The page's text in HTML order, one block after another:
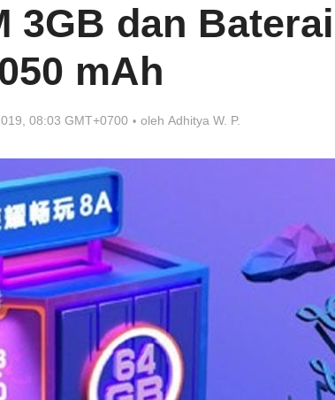
3GB dan Baterai
mAh
08:03 GMT+0700 oleh Adhitya W. P.